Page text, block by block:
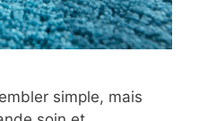
simple, mais